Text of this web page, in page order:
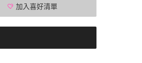
加入喜好清單